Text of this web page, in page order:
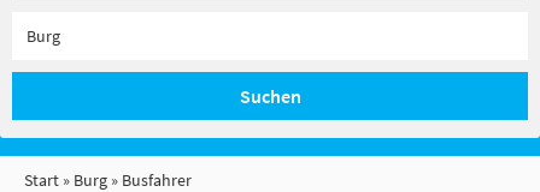
Suchen
Start Burg Busfahrer